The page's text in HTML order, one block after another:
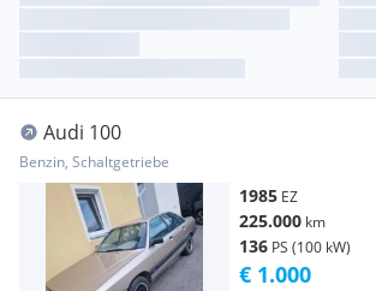
Audi 100
Benzin, Schaltgetriebe
1985 EZ
225.000 km
136 PS (100 kW)
€ 1.000